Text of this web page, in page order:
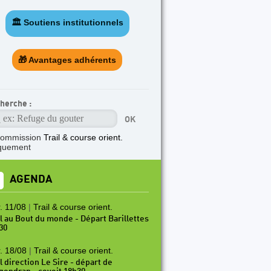
🏛️ Soutiens institutionnels
🎁 Avantages adhérents
:
Trail & course orient.
AGENDA
11/08 | Trail & course orient.
au Bout du monde - Départ Barillettes
18/08 | Trail & course orient.
direction Le Sire - départ de